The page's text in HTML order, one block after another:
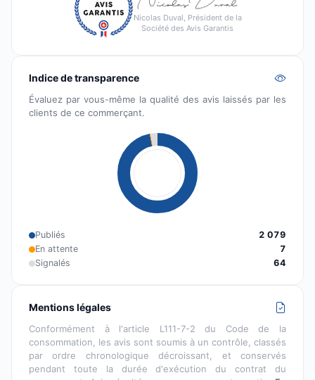
Nicolas Duval, Président de la
Société des Avis Garantis
Indice de transparence
Évaluez par vous-même la qualité des avis laissés par les
clients de ce commerçant.
Publiés
2 079
En attente
7
Signalés
64
Mentions légales
Conformément à l'article L111-7-2 du Code de la
consommation, les avis sont soumis à un contrôle, classés
par ordre chronologique décroissant, et conservés
pendant toute la durée d'exécution du contrat du